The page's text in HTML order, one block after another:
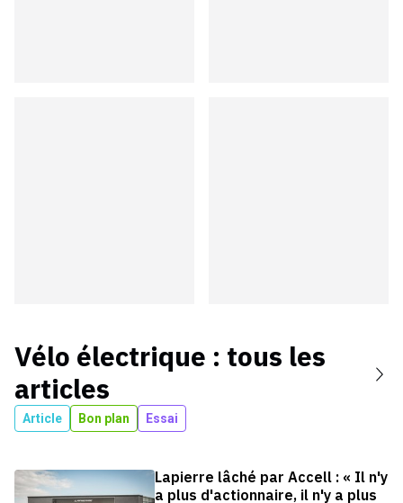
Vélo électrique : tous les
articles
Article Bon plan Essai
Lapierre lâché par Accell : « Il n'y
a plus d'actionnaire, il n'y a plus